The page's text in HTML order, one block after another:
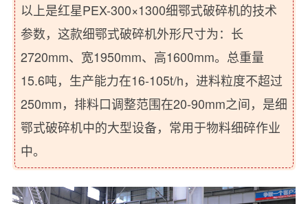
以上是红星PEX-300×1300细鄂式破碎机的技术
参数，这款细鄂式破碎机外形尺寸为：长
2720mm、宽1950mm、高1600mm。总重量
15.6吨，生产能力在16-105t/h，进料粒度不超过
250mm，排料口调整范围在20-90mm之间，是细
鄂式破碎机中的大型设备，常用于物料细碎作业
中。